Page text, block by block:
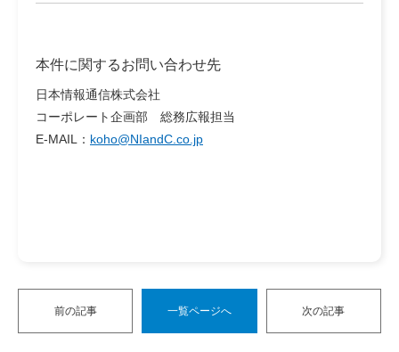
本件に関するお問い合わせ先
日本情報通信株式会社
コーポレート企画部 総務広報担当
E-MAIL： koho@NIandC.co.jp
前の記事 一覧ページへ 次の記事